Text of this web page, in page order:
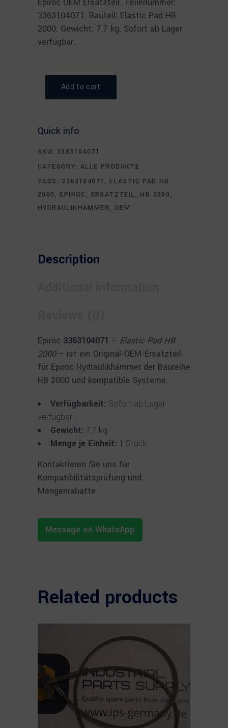
3363104071. Bauteil: Elastic Pad HB
2000. Gewicht: 7,7 kg. Sofort ab Lager
verfügbar.
Add to cart
Quick info
SKU: 3363104071
CATEGORY:ALLE PRODUKTE
TAGS: 3363104071 , ELASTIC PAD HB
2000 , EPIROC , ERSATZTEIL , HB 2000,
HYDRAULIKHAMMER, OEM
Description
Epiroc 3363104071 – Elastic Pad HB
2000– ist ein Original-OEM-Ersatzteil
für Epiroc Hydraulikhämmer der Baureihe
HB 2000 und kompatible Systeme.
Verfügbarkeit: Sofort ab Lager
verfügbar
Gewicht: 7,7 kg
Menge je Einheit: 1 Stück
Kontaktieren Sie uns für
Kompatibilitätsprüfung und
Mengenrabatte.
Message on WhatsApp
Related products